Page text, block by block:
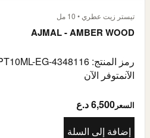
تيستر زيت عطري • 10 مل
AJMAL - AMBER WOOD
رمز المنتج: RSPPT10ML-EG-4348116
الآنمتوفر الآن
السعر 6,500 د.ع
إضافة إلى السلة